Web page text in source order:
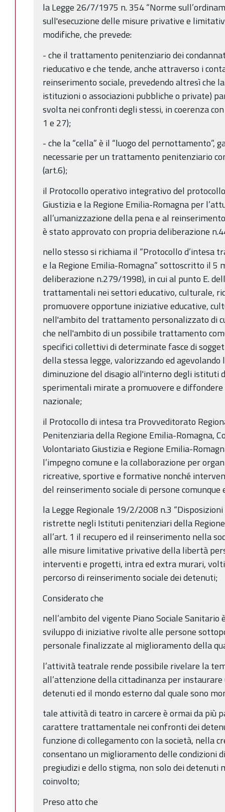
la Legge 26/7/1975 n. 354 “Norme
sull'esecuzione delle misure privative e
modifiche, che prevede:
- che il trattamento penitenziario dei
rieducativo e che tende, anche attraverso i
reinserimento sociale, prevedendo altresì che
istituzioni o associazioni pubbliche o private)
svolta nei confronti degli stessi, in coerenza
1 e 27);
- che la “cella” è il “luogo del pernottamento”,
necessarie per un trattamento penitenziario
(art.6);
il Protocollo operativo integrativo del
Giustizia e la Regione Emilia-Romagna per
all’umanizzazione della pena e al
è stato approvato con propria deliberazione
nello stesso si richiama il “Protocollo d’intesa
e la Regione Emilia-Romagna” sottoscritto il 5
deliberazione n.279/1998), in cui al punto E.
trattamentali nei settori educativo, culturale,
promuovere opportune iniziative educative,
nell'ambito del trattamento personalizzato di
che nell'ambito di un possibile trattamento
specifici collettivi di determinate fasce di
della stessa legge, valorizzando ed
diminuzione del disagio all'interno degli istituti
sperimentali mirate a promuovere e
nazionale;
il Protocollo di intesa tra Provveditorato
Penitenziaria della Regione Emilia-Romagna,
Volontariato Giustizia e Regione Emilia-
l’impegno comune e la collaborazione per
ricreative, sportive e formative nonché
del reinserimento sociale di persone
la Legge Regionale 19/2/2008 n.3
ristrette negli Istituti penitenziari della
all’art. 1 il recupero ed il reinserimento nella
alle misure limitative privative della libertà
interventi e progetti, intra ed extra murari,
percorso di reinserimento sociale dei detenuti;
Considerato che
nell’ambito del vigente Piano Sociale
sviluppo di iniziative rivolte alle persone
personale finalizzate al miglioramento della
l’attività teatrale rende possibile rivelare la
all’attenzione della cittadinanza per
detenuti ed il mondo esterno dal quale sono
tale attività di teatro in carcere è ormai da più
carattere trattamentale nei confronti dei
funzione di collegamento con la società, nella
consentano un miglioramento delle condizioni
pregiudizi e dello stigma, non solo dei
coinvolto;
Preso atto che